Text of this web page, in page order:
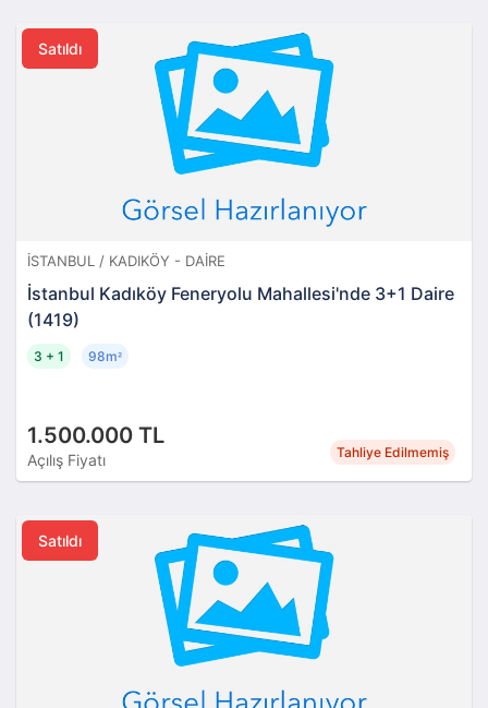
Satıldı
İSTANBUL / KADIKÖY - DAIRE
İstanbul Kadıköy Feneryolu Mahallesi'nde 3+1 Daire
(1419)
1.500.000 TL
Açılış Fiyatı Tahliye Edilmemiş
3 + 1 98m²
Satıldı